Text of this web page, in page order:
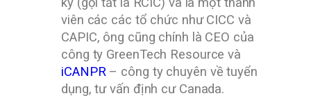
viên các các tổ chức như CICC và
CAPIC, ông cũng chính là CEO của
công ty GreenTech Resource và
iCANPR– công ty chuyên về tuyển
dụng, tư vấn định cư Canada.